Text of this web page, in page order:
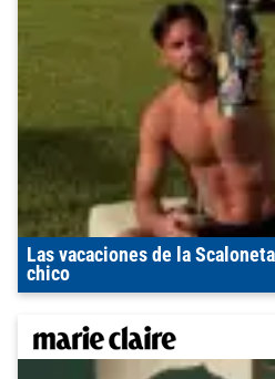
Las vacaciones de la
chico